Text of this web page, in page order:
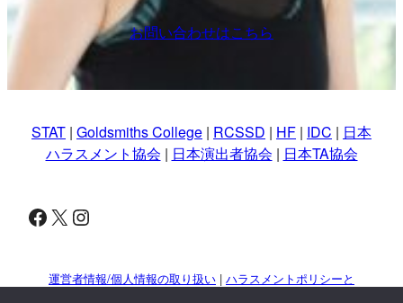
お問い合わせはこちら
STAT | Goldsmiths College | RCSSD | HF | IDC | 日本
ハラスメント協会 | 日本演出者協会 | 日本TA協会
Facebook X Instagram
運営者情報/個人情報の取り扱い | ハラスメントポリシーと